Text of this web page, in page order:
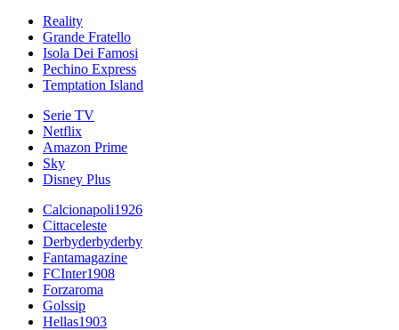
Reality
Grande Fratello
Isola Dei Famosi
Pechino Express
Temptation Island
Serie TV
Netflix
Amazon Prime
Sky
Disney Plus
Calcionapoli1926
Cittaceleste
Derbyderbyderby
Fantamagazine
FCInter1908
Forzaroma
Golssip
Hellas1903